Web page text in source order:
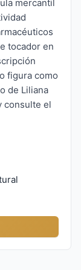
mercantil
tocador en
figura como
de Liliana
consulte el